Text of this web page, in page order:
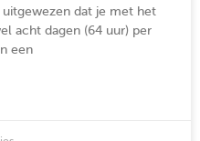
dat je met het
acht dagen (64 uur) per
een